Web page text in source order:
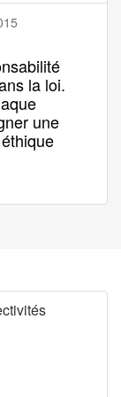
la loi.
une